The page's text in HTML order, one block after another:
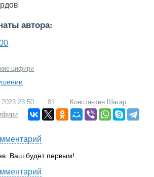
автора:
цифири
23:50 81
Константин Шагар
Ваш будет первым!